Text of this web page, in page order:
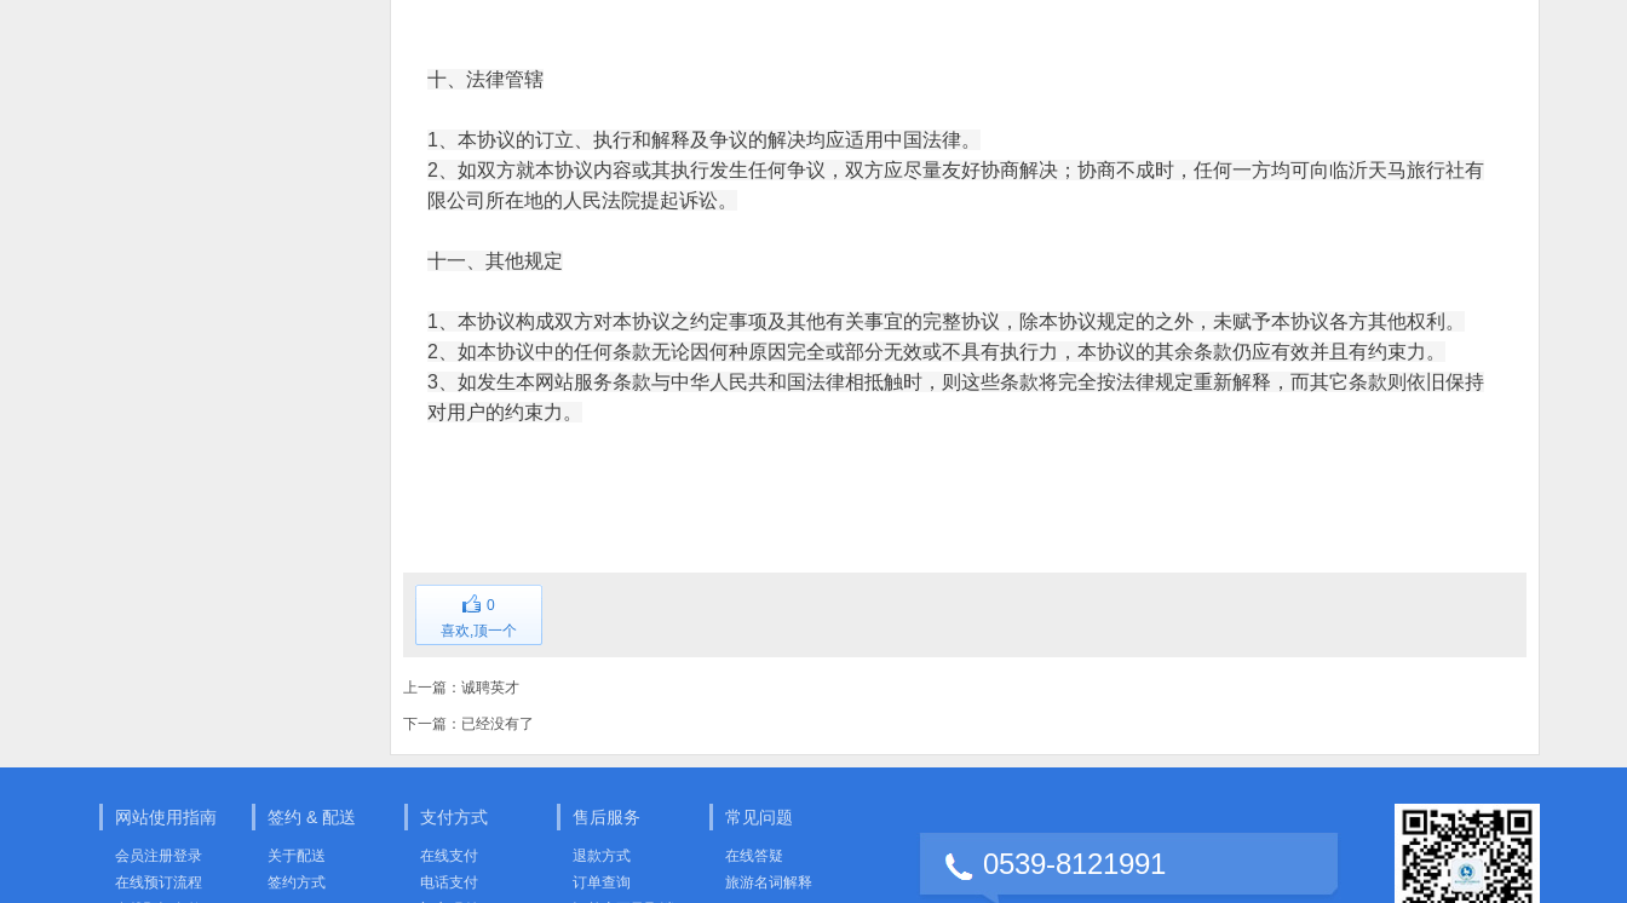
十、法律管辖
1、本协议的订立、执行和解释及争议的解决均应适用中国法律。
2、如双方就本协议内容或其执行发生任何争议，双方应尽量友好协商解决；协商不成时，任何一方均可向临沂天马旅行社有
限公司 所在地的人民法院提起诉讼。
十一、其他规定
1、本协议构成双方对本协议之约定事项及其他有关事宜的完整协议，除本协议规定的之外，未赋予本协议各方其他权利。
2、如本协议中的任何条款无论因何种原因完全或部分无效或不具有执行力，本协议的其余条款仍应有效并且有约束力。
3、如发生本网站服务条款与中华人民共和国法律相抵触时，则这些条款将完全按法律规定重新解释，而其它条款则依旧保持
对用户的约束力。
0
喜欢,顶一个
上一篇： 诚聘英才
下一篇：已经没有了
网站使用指南
会员注册登录
在线预订流程
签约 & 配送
关于配送
签约方式
支付方式
在线支付
电话支付
售后服务
退款方式
订单查询
常见问题
在线答疑
旅游名词解释
0539-8121991